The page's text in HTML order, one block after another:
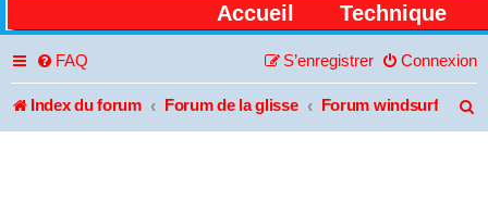
Accueil Technique
FAQ Connexion
S’enregistrer
Index du forum Forum de la glisse Forum windsurf